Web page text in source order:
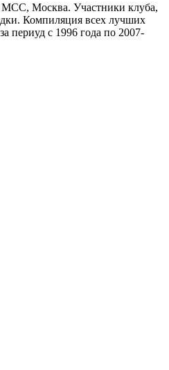
Москва. Участники клуба,
Компиляция всех лучших
периуд с 1996 года по 2007-